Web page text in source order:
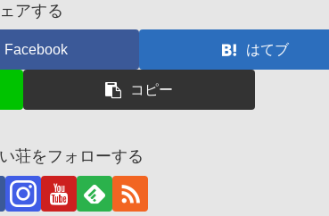
アする
Facebook はてブ
コピー
荘をフォローする